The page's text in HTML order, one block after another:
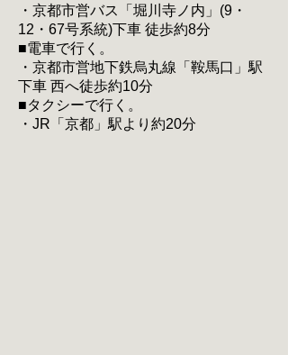
・京都市営バス「堀川寺ノ内」(9・
12・67号系統)下車 徒歩約8分
■電車で行く。
・京都市営地下鉄烏丸線「鞍馬口」駅
下車 西へ徒歩約10分
■タクシーで行く。
・JR「京都」駅より約20分